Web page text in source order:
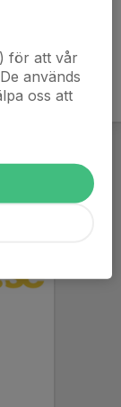
för att vår
används
oss att